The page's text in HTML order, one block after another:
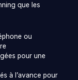
que les
ou
pour une
à l’avance pour